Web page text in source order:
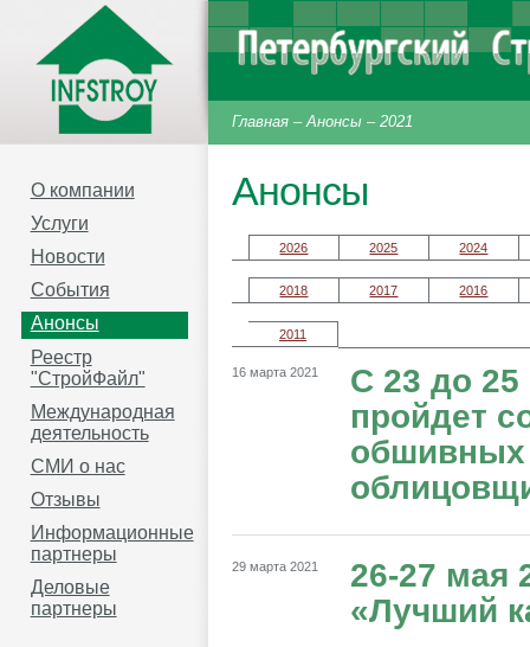
Анонсы
2026 2025 2024
2018 2017 2016
2011
16 марта 2021
С 23 до 25
пройдет
обшивных
29 марта 2021
26-27 мая
«Лучший
Главная –Анонсы –2021
О компании
Услуги
Новости
События
Анонсы
Реестр
"СтройФайл"
Международная
деятельность
СМИ о нас
Отзывы
Информационные
партнеры
Деловые
партнеры